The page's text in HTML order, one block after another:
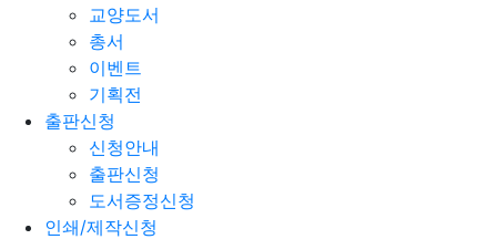
교양도서
총서
이벤트
기획전
출판신청
신청안내
출판신청
도서증정신청
인쇄/제작신청